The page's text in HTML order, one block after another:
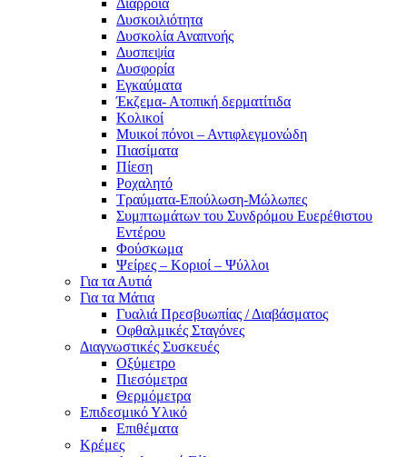
Διάρροια
Δυσκοιλιότητα
Δυσκολία Αναπνοής
Δυσπεψία
Δυσφορία
Εγκαύματα
Έκζεμα- Ατοπική δερματίτιδα
Κολικοί
Μυικοί πόνοι – Αντιφλεγμονώδη
Πιασίματα
Πίεση
Ροχαλητό
Τραύματα-Επούλωση-Μώλωπες
Συμπτωμάτων του Συνδρόμου Ευερέθιστου
Εντέρου
Φούσκωμα
Ψείρες – Κοριοί – Ψύλλοι
Για τα Αυτιά
Για τα Μάτια
Γυαλιά Πρεσβυωπίας / Διαβάσματος
Οφθαλμικές Σταγόνες
Διαγνωστικές Συσκευές
Οξύμετρο
Πιεσόμετρα
Θερμόμετρα
Επιδεσμικό Υλικό
Επιθέματα
Κρέμες